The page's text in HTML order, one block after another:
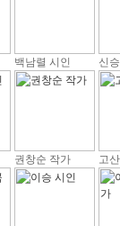
백남렬 시인 신
권창순 작가 고